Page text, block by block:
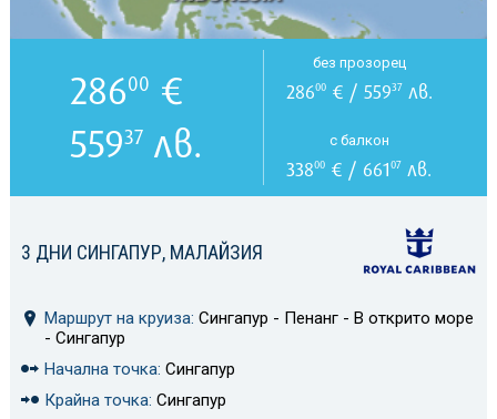
3 ДНИ СИНГАПУР, МАЛАЙЗИЯ
Маршрут на круиза: Сингапур - Пенанг - В открито море
- Сингапур
Начална точка: Сингапур
Крайна точка: Сингапур
28600 €
55937 лв.
без прозорец
28600€ / 55937лв.
с балкон
33800 € / 66107 лв.